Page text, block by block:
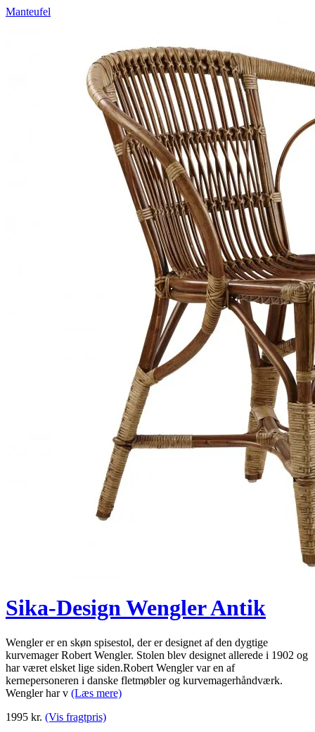
Manteufel
Sika-Design Wengler Antik
Wengler er en skøn spisestol, der er designet af den dygtige
kurvemager Robert Wengler. Stolen blev designet allerede i 1902 og
har været elsket lige siden.Robert Wengler var en af
kernepersoneren i danske fletmøbler og kurvemagerhåndværk.
Wengler har v (Læs mere)
1995 kr. (Vis fragtpris)